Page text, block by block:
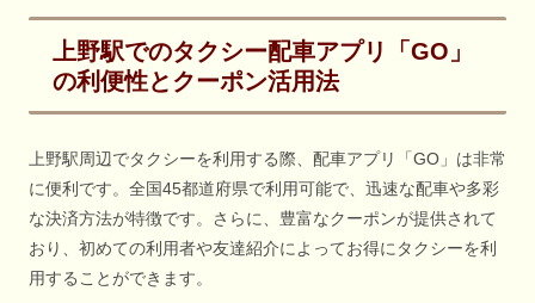
上野駅でのタクシー配車アプリ「GO」
の利便性とクーポン活用法
上野駅周辺でタクシーを利用する際、配車アプリ「GO」は非常
に便利です。全国45都道府県で利用可能で、迅速な配車や多彩
な決済方法が特徴です。さらに、豊富なクーポンが提供されて
おり、初めての利用者や友達紹介によってお得にタクシーを利
用することができます。